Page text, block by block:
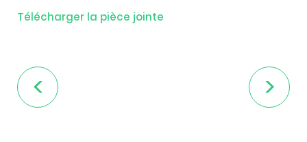
Télécharger la pièce jointe